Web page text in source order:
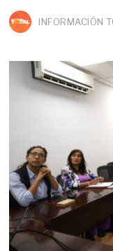
INFORMACIÓN